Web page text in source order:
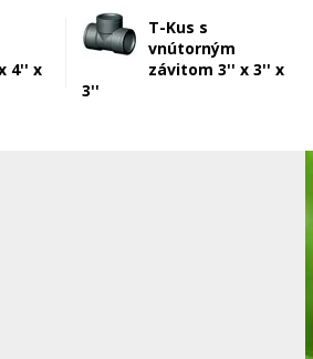
4'' x
T-Kus s
vnútorným
závitom 3'' x 3'' x
3''